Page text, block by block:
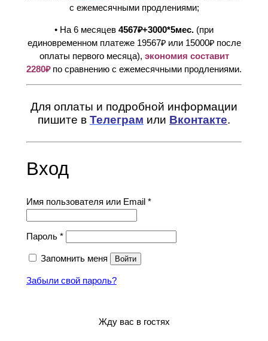
с ежемесячными продлениями;
• На 6 месяцев 4567₽+3000*5мес. (при
единовременном платеже 19567₽ или 15000₽ после
оплаты первого месяца), экономия составит
2280₽по сравнению с ежемесячными продлениями.
Для оплаты и подробной информации
пишите в Телеграм или Вконтакте.
Вход
Имя пользователя или Email *Обязательно
Пароль *Обязательно
Запомнить меня Войти
Забыли свой пароль?
Жду вас в гостях